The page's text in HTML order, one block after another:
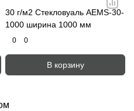
30 г/м2 Стекловуаль AEMS-30-
1000 ширина 1000 мм
0 0
В корзину